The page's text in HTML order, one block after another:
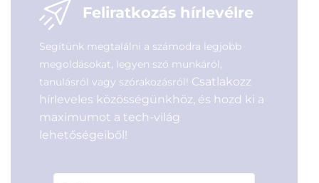
Feliratkozás hírlevélre
Segítünk megtalálni a számodra legjobb
megoldásokat, legyen szó munkáról,
tanulásról vagy szórakozásról! Csatlakozz
hírleveles közösségünkhöz, és hozd ki a
maximumot a tech-világ
lehetőségeiből!